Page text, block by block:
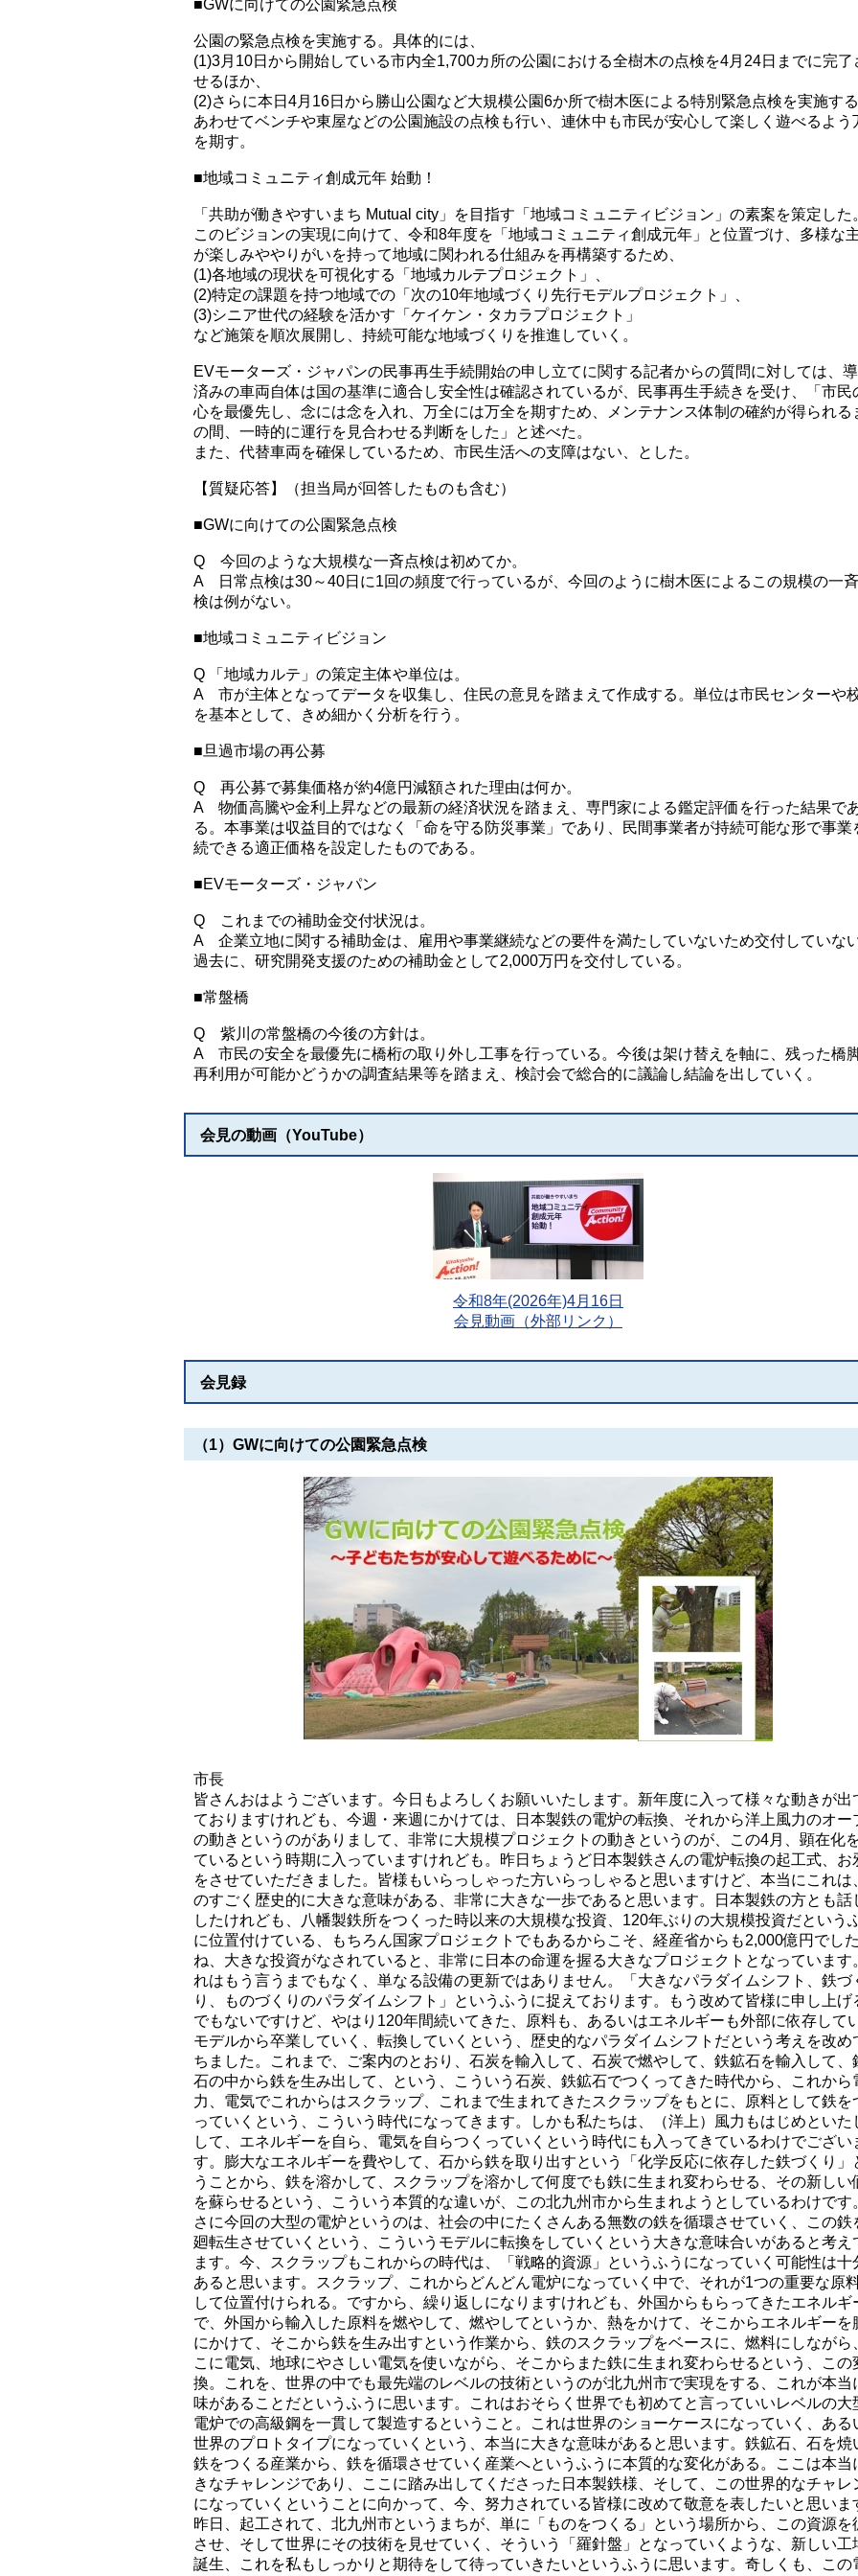
■GWに向けての公園緊急点検
公園の緊急点検を実施する。具体的には、
(1)3月10日から開始している市内全1,700カ所の公園における全樹木の点検を4月24日までに完了
せるほか、
(2)さらに本日4月16日から勝山公園など大規模公園6か所で樹木医による特別緊急点検を実施する
あわせてベンチや東屋などの公園施設の点検も行い、連休中も市民が安心して楽しく遊べるよう
を期す。
■地域コミュニティ創成元年 始動！
「共助が働きやすいまち Mutual city」を目指す「地域コミュニティビジョン」の素案を策定した
このビジョンの実現に向けて、令和8年度を「地域コミュニティ創成元年」と位置づけ、多様な
が楽しみややりがいを持って地域に関われる仕組みを再構築するため、
(1)各地域の現状を可視化する「地域カルテプロジェクト」、
(2)特定の課題を持つ地域での「次の10年地域づくり先行モデルプロジェクト」、
(3)シニア世代の経験を活かす「ケイケン・タカラプロジェクト」
など施策を順次展開し、持続可能な地域づくりを推進していく。
EVモーターズ・ジャパンの民事再生手続開始の申し立てに関する記者からの質問に対しては、導
済みの車両自体は国の基準に適合し安全性は確認されているが、民事再生手続きを受け、「市民
心を最優先し、念には念を入れ、万全には万全を期すため、メンテナンス体制の確約が得られる
の間、一時的に運行を見合わせる判断をした」と述べた。
また、代替車両を確保しているため、市民生活への支障はない、とした。
【質疑応答】（担当局が回答したものも含む）
■GWに向けての公園緊急点検
Q 今回のような大規模な一斉点検は初めてか。
A 日常点検は30～40日に1回の頻度で行っているが、今回のように樹木医によるこの規模の一
検は例がない。
■地域コミュニティビジョン
Q 「地域カルテ」の策定主体や単位は。
A 市が主体となってデータを収集し、住民の意見を踏まえて作成する。単位は市民センターや
を基本として、きめ細かく分析を行う。
■旦過市場の再公募
Q 再公募で募集価格が約4億円減額された理由は何か。
A 物価高騰や金利上昇などの最新の経済状況を踏まえ、専門家による鑑定評価を行った結果で
る。本事業は収益目的ではなく「命を守る防災事業」であり、民間事業者が持続可能な形で事業
続できる適正価格を設定したものである。
■EVモーターズ・ジャパン
Q これまでの補助金交付状況は。
A 企業立地に関する補助金は、雇用や事業継続などの要件を満たしていないため交付していない
過去に、研究開発支援のための補助金として2,000万円を交付している。
■常盤橋
Q 紫川の常盤橋の今後の方針は。
A 市民の安全を最優先に橋桁の取り外し工事を行っている。今後は架け替えを軸に、残った橋
再利用が可能かどうかの調査結果等を踏まえ、検討会で総合的に議論し結論を出していく。
会見の動画（YouTube）
令和8年(2026年)4月16日
会見動画（外部リンク）
会見録
（1）GWに向けての公園緊急点検
市長
皆さんおはようございます。今日もよろしくお願いいたします。新年度に入って様々な動きが出
ておりますけれども、今週・来週にかけては、日本製鉄の電炉の転換、それから洋上風力のオー
の動きというのがありまして、非常に大規模プロジェクトの動きというのが、この4月、顕在化
ているという時期に入っていますけれども。昨日ちょうど日本製鉄さんの電炉転換の起工式、お
をさせていただきました。皆様もいらっしゃった方いらっしゃると思いますけど、本当にこれは
のすごく歴史的に大きな意味がある、非常に大きな一歩であると思います。日本製鉄の方とも話
したけれども、八幡製鉄所をつくった時以来の大規模な投資、120年ぶりの大規模投資だという
に位置付けている、もちろん国家プロジェクトでもあるからこそ、経産省からも2,000億円でし
ね、大きな投資がなされていると、非常に日本の命運を握る大きなプロジェクトとなっています
れはもう言うまでもなく、単なる設備の更新ではありません。「大きなパラダイムシフト、鉄づ
り、ものづくりのパラダイムシフト」というふうに捉えております。もう改めて皆様に申し上げ
でもないですけど、やはり120年間続いてきた、原料も、あるいはエネルギーも外部に依存して
モデルから卒業していく、転換していくという、歴史的なパラダイムシフトだという考えを改め
ちました。これまで、ご案内のとおり、石炭を輸入して、石炭で燃やして、鉄鉱石を輸入して、
石の中から鉄を生み出して、という、こういう石炭、鉄鉱石でつくってきた時代から、これから
力、電気でこれからはスクラップ、これまで生まれてきたスクラップをもとに、原料として鉄を
っていくという、こういう時代になってきます。しかも私たちは、（洋上）風力もはじめといた
して、エネルギーを自ら、電気を自らつくっていくという時代にも入ってきているわけでござい
す。膨大なエネルギーを費やして、石から鉄を取り出すという「化学反応に依存した鉄づくり」
うことから、鉄を溶かして、スクラップを溶かして何度でも鉄に生まれ変わらせる、その新しい
を蘇らせるという、こういう本質的な違いが、この北九州市から生まれようとしているわけです
さに今回の大型の電炉というのは、社会の中にたくさんある無数の鉄を循環させていく、この鉄
廻転生させていくという、こういうモデルに転換をしていくという大きな意味合いがあると考え
ます。今、スクラップもこれからの時代は、「戦略的資源」というふうになっていく可能性は十
あると思います。スクラップ、これからどんどん電炉になっていく中で、それが1つの重要な原
して位置付けられる。ですから、繰り返しになりますけれども、外国からもらってきたエネルギ
で、外国から輸入した原料を燃やして、燃やしてというか、熱をかけて、そこからエネルギーを
にかけて、そこから鉄を生み出すという作業から、鉄のスクラップをベースに、燃料にしながら
こに電気、地球にやさしい電気を使いながら、そこからまた鉄に生まれ変わらせるという、この
換。これを、世界の中でも最先端のレベルの技術というのが北九州市で実現をする、これが本当
味があることだというふうに思います。これはおそらく世界でも初めてと言っていいレベルの大
電炉での高級鋼を一貫して製造するということ。これは世界のショーケースになっていく、ある
世界のプロトタイプになっていくという、本当に大きな意味があると思います。鉄鉱石、石を焼
鉄をつくる産業から、鉄を循環させていく産業へというふうに本質的な変化がある。ここは本当
きなチャレンジであり、ここに踏み出してくださった日本製鉄様、そして、この世界的なチャレ
になっていくということに向かって、今、努力されている皆様に改めて敬意を表したいと思いま
昨日、起工されて、北九州市というまちが、単に「ものをつくる」という場所から、この資源を
させ、そして世界にその技術を見せていく、そういう「羅針盤」となっていくような、新しい工
誕生、これを私もしっかりと期待をして待っていきたいというふうに思います。奇しくも、この